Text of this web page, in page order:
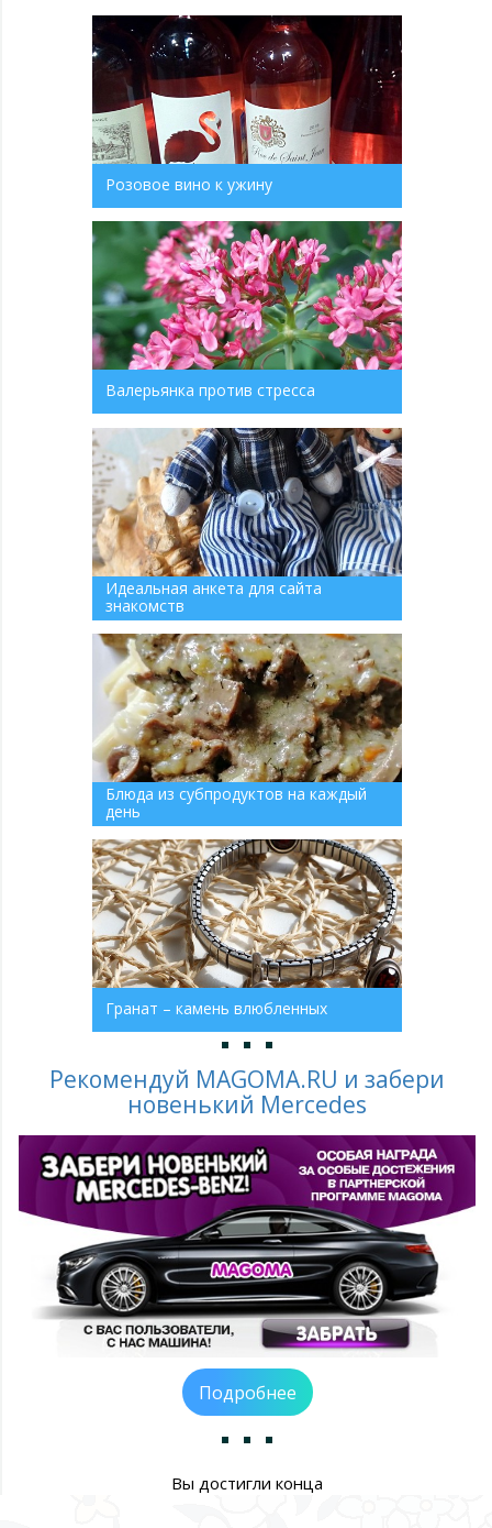
Розовое вино к ужину
Валерьянка против стресса
Идеальная анкета для сайта
знакомств
Блюда из субпродуктов на каждый
день
Гранат – камень влюбленных
Рекомендуй MAGOMA.RU и забери
новенький Mercedes
Подробнее
Вы достигли конца